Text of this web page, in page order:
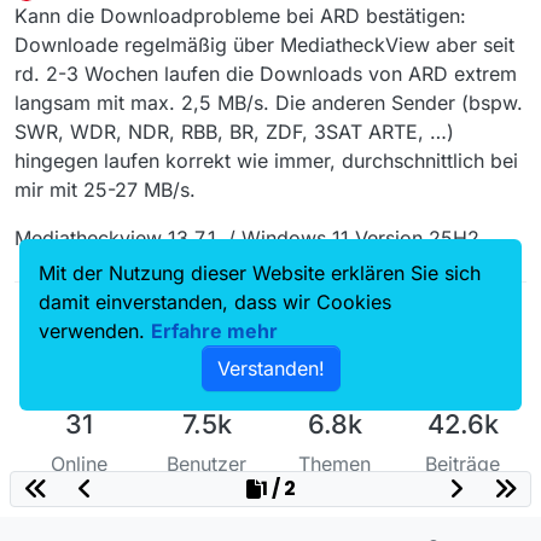
Offline
Kann die Downloadprobleme bei ARD bestätigen:
Downloade regelmäßig über MediatheckView aber seit
rd. 2-3 Wochen laufen die Downloads von ARD extrem
langsam mit max. 2,5 MB/s. Die anderen Sender (bspw.
SWR, WDR, NDR, RBB, BR, ZDF, 3SAT ARTE, …)
hingegen laufen korrekt wie immer, durchschnittlich bei
mir mit 25-27 MB/s.
Mediatheckview 13.7.1. / Windows 11 Version 25H2
31
Online
7.5k
Benutzer
6.8k
Themen
42.6k
Beiträge
1 / 2
Mit der Nutzung dieser Website erklären Sie sich
damit einverstanden, dass wir Cookies
verwenden. Erfahre mehr
Verstanden!